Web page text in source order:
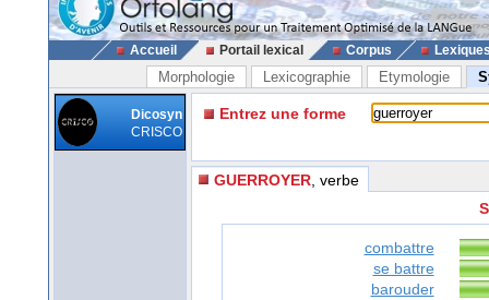
Accueil Portail lexical Corpus
Morphologie Lexicographie Etymologie
Dicosyn
CRISCO
Entrez une forme
GUERROYER , verbe
combattre
se battre
barouder